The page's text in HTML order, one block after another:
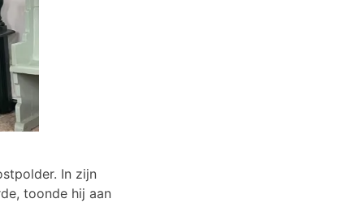
In zijn
toonde hij aan